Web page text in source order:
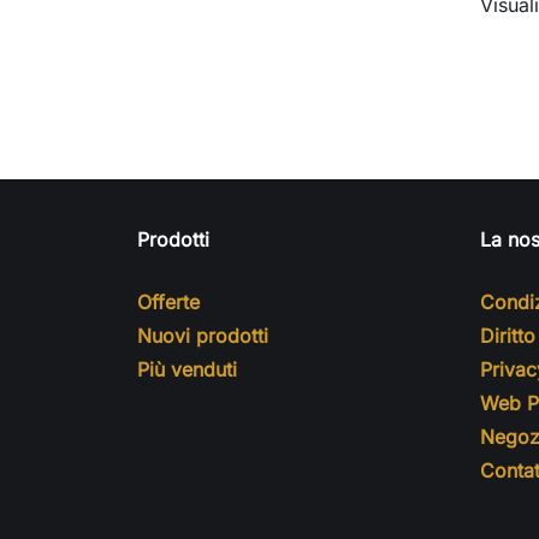
Prodotti
Offerte
Nuovi prodotti
Più venduti
La
Diritto
Web